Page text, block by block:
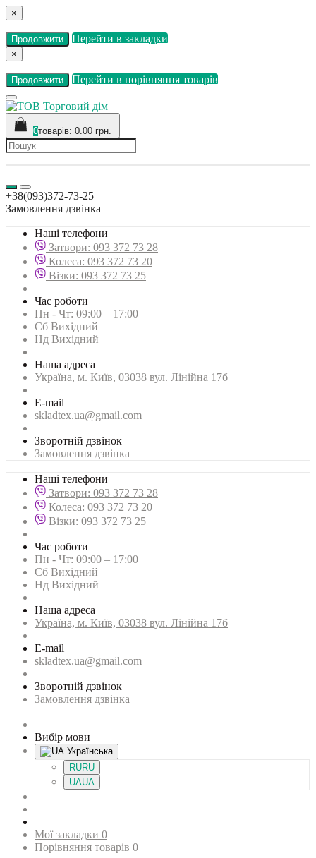
×
Продовжити Перейти в закладки
×
Продовжити Перейти в порівняння товарів
0товарів: 0.00 грн.
+38(093)372-73-25
Замовлення дзвінка
Наші телефони
Затвори: 093 372 73 28
Колеса: 093 372 73 20
Візки: 093 372 73 25
Час роботи
Пн - Чт: 09:00 – 17:00
Сб Вихідний
Нд Вихідний
Наша адреса
Українa, м. Київ, 03038 вул. Лінійна 17б
E-mail
skladtex.ua@gmail.com
Зворотній дзвінок
Замовлення дзвінка
Наші телефони
Затвори: 093 372 73 28
Колеса: 093 372 73 20
Візки: 093 372 73 25
Час роботи
Пн - Чт: 09:00 – 17:00
Сб Вихідний
Нд Вихідний
Наша адреса
Українa, м. Київ, 03038 вул. Лінійна 17б
E-mail
skladtex.ua@gmail.com
Зворотній дзвінок
Замовлення дзвінка
Вибір мови
Українська
RURU
UAUA
Мої закладки 0
Порівняння товарів 0